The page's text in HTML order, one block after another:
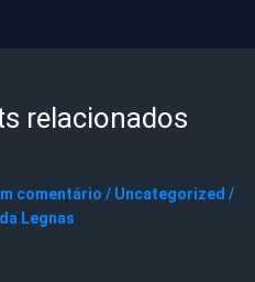
relacionados
comentário / Uncategorized /
Legnas